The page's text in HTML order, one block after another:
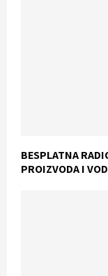
BESPLATNA
PROIZVODA I